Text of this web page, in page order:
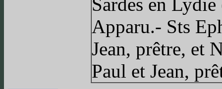
Apparu.- Sts
Jean, prêtre, et
Paul et Jean,